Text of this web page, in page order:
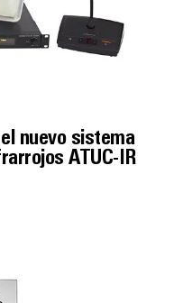
nuevo sistema
ATUC-IR